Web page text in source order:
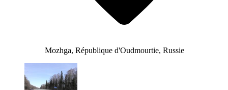
Mozhga, République d'Oudmourtie, Russie